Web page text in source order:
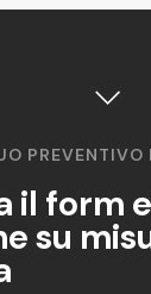
PREVENTIVO
il form
su